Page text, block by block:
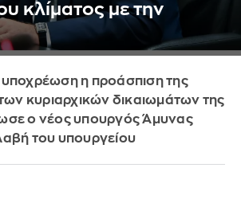
κλίματος με την
υποχρέωση η προάσπιση της
των κυριαρχικών δικαιωμάτων της
ο νέος υπουργός Άμυνας
του υπουργείου